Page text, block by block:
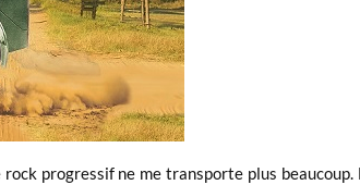
progressif ne me transporte plus beaucoup.